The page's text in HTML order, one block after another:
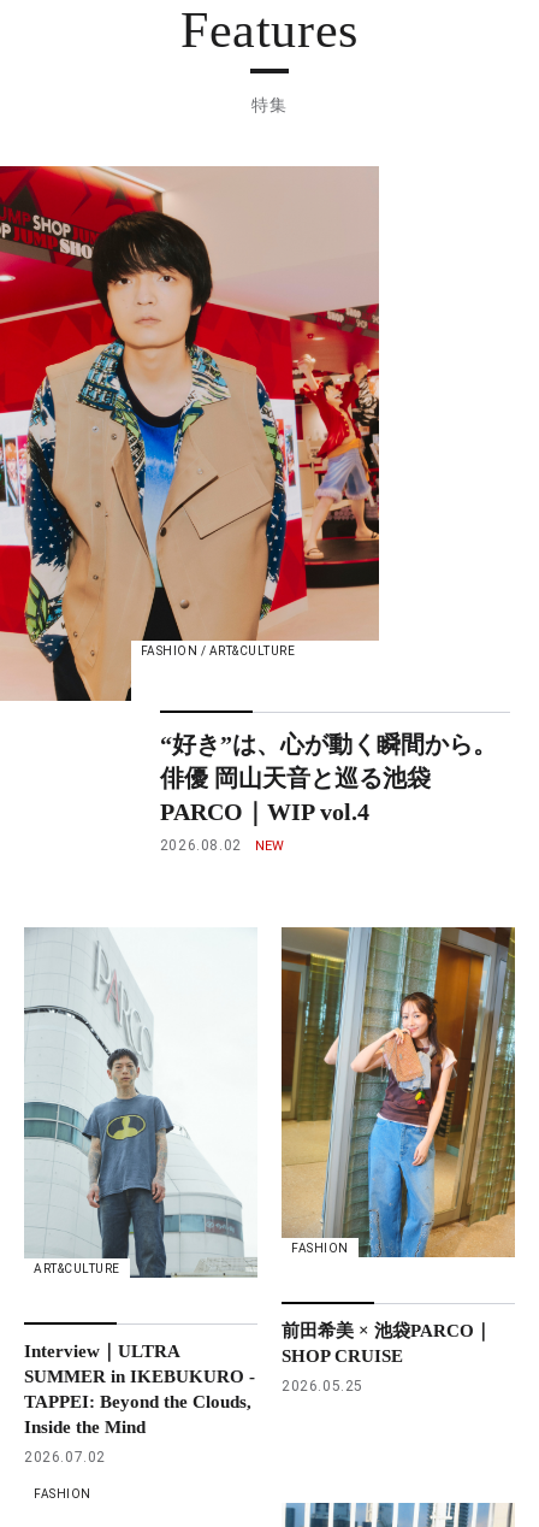
Features
特集
FASHION / ART&CULTURE
“好き”は、心が動く瞬間から。
俳優 岡山天音と巡る池袋
PARCO｜WIP vol.4
2026.08.02
ART&CULTURE
Interview｜ULTRA
SUMMER in IKEBUKURO -
TAPPEI: Beyond the Clouds,
Inside the Mind
2026.07.02
FASHION
前田希美 × 池袋PARCO｜
SHOP CRUISE
2026.05.25
FASHION